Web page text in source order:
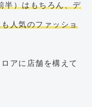
半）はもちろん、デ
人気のファッショ
アに店舗を構えて